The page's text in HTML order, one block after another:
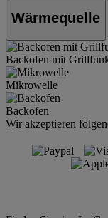
Wärmequelle
Backofen mit
Mikrowelle
Backofen
Wir akzeptieren